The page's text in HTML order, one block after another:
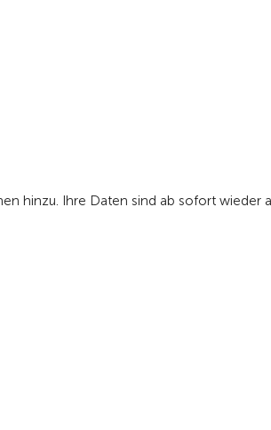
hinzu. Ihre Daten sind ab sofort wieder